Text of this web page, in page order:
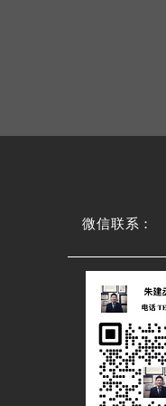
微信联系：